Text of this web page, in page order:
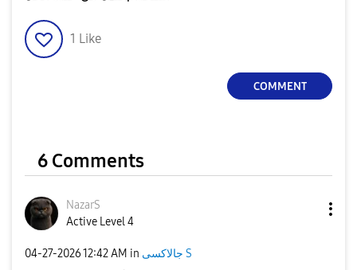
1 Like
COMMENT
6 Comments
NazarS
Active Level 4
‎04-27-202612:42 AM in جالاكسى S